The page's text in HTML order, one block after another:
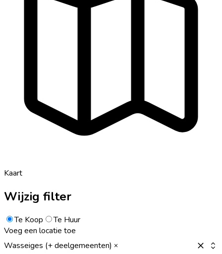
Kaart
Wijzig filter
Te Koop
Te Huur
Voeg een locatie toe
Wasseiges (+ deelgemeenten)